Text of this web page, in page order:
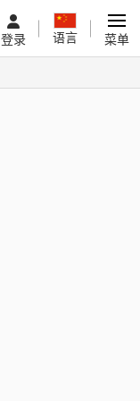
登录 语言 菜单